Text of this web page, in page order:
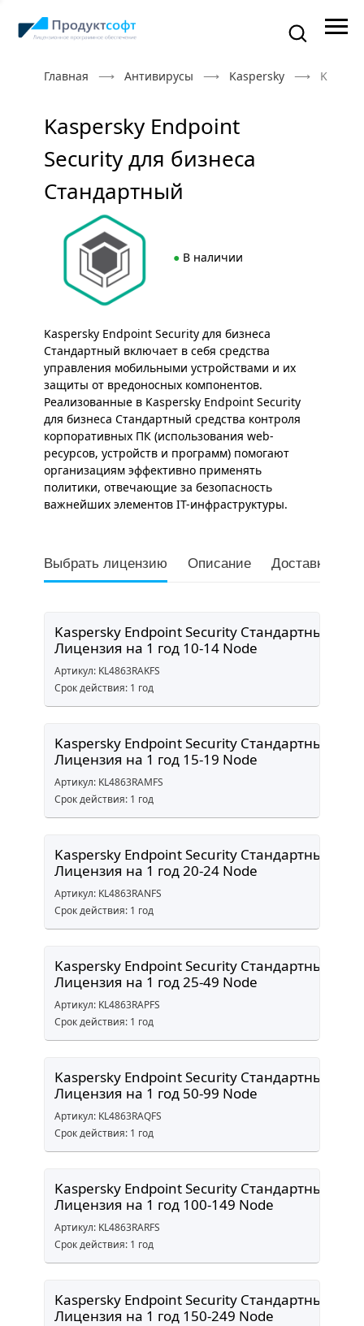
Главная Антивирусы Kaspersky
Kaspersky Endpoint
Security для бизнеса
Стандартный
● В наличии
Kaspersky Endpoint Security для бизнеса
Стандартный включает в себя средства
управления мобильными устройствами и их
защиты от вредоносных компонентов.
Реализованные в Kaspersky Endpoint Security
для бизнеса Стандартный средства контроля
корпоративных ПК (использования web-
ресурсов, устройств и программ) помогают
организациям эффективно применять
политики, отвечающие за безопасность
важнейших элементов IT-инфраструктуры.
Выбрать лицензию Описание Доставка и
Kaspersky Endpoint Security Стандартный
Лицензия на 1 год 10-14 Node
Артикул: KL4863RAKFS
Срок действия: 1 год
Kaspersky Endpoint Security Стандартный
Лицензия на 1 год 15-19 Node
Артикул: KL4863RAMFS
Срок действия: 1 год
Kaspersky Endpoint Security Стандартный
Лицензия на 1 год 20-24 Node
Артикул: KL4863RANFS
Срок действия: 1 год
Kaspersky Endpoint Security Стандартный
Лицензия на 1 год 25-49 Node
Артикул: KL4863RAPFS
Срок действия: 1 год
Kaspersky Endpoint Security Стандартный
Лицензия на 1 год 50-99 Node
Артикул: KL4863RAQFS
Срок действия: 1 год
Kaspersky Endpoint Security Стандартный
Лицензия на 1 год 100-149 Node
Артикул: KL4863RARFS
Срок действия: 1 год
Kaspersky Endpoint Security Стандартный
Лицензия на 1 год 150-249 Node